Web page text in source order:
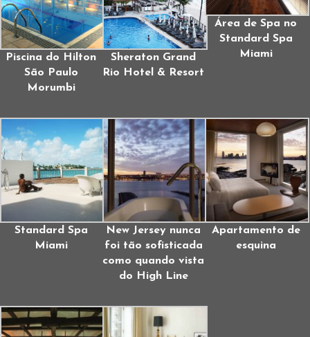
Piscina do Hilton
São Paulo
Morumbi
Sheraton Grand
Rio Hotel & Resort
Área de Spa no
Standard Spa
Miami
Standard Spa
Miami
New Jersey nunca
foi tão sofisticada
como quando vista
do High Line
Apartamento de
esquina